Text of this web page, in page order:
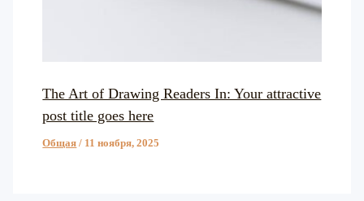
The Art of Drawing Readers In: Your attractive
post title goes here
Общая / 11 ноября, 2025